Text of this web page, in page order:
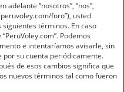
r
adelante “nosotros”, “nos”,
foro”), usted
términos. En caso
Podemos
e intentaríamos avisarle, sin
su cuenta periódicamente.
de esos cambios significa que
nuevos términos tal como fueron